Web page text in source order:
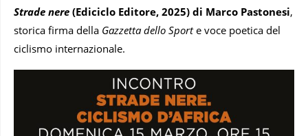
Strade nere (Ediciclo Editore, 2025) di Marco Pastonesi,
storica firma della Gazzetta dello Sporte voce poetica del
ciclismo internazionale.